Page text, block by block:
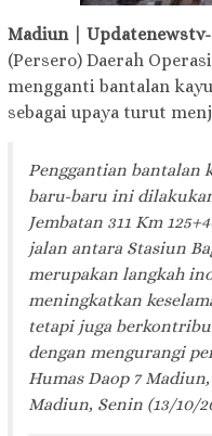
Madiun | Updatenewstv-
(Persero) Daerah
mengganti bantalan
sebagai upaya turut
Penggantian bantalan
baru-baru ini
Jembatan 311 Km
jalan antara Stasiun
merupakan langkah
meningkatkan
tetapi juga
dengan mengurangi
Humas Daop 7
Madiun, Senin (13/10/